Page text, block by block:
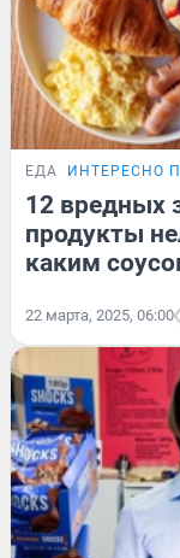
ЕДА ИНТЕРЕСНО
12 вредных
продукты
каким
22 марта, 2025, 06:00